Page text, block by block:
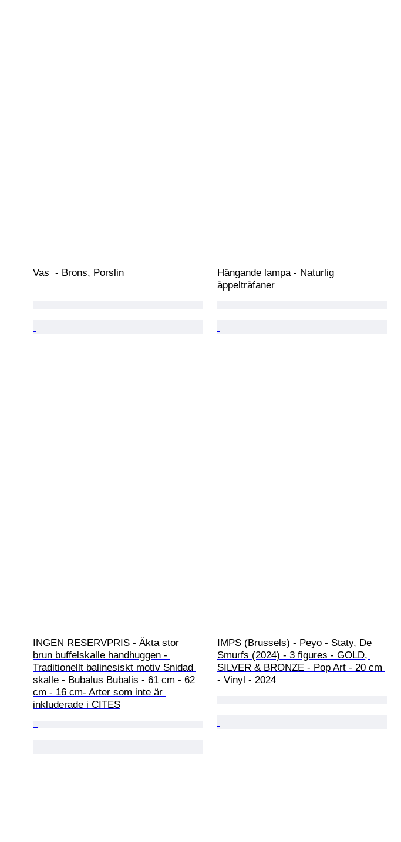
Vas  - Brons, Porslin
Hängande lampa - Naturlig
äppelträfaner
INGEN RESERVPRIS - Äkta stor
brun buffelskalle handhuggen -
Traditionellt balinesiskt motiv Snidad
skalle - Bubalus Bubalis - 61 cm - 62
cm - 16 cm- Arter som inte är
inkluderade i CITES
IMPS (Brussels) - Peyo - Staty, De
Smurfs (2024) - 3 figures - GOLD,
SILVER & BRONZE - Pop Art - 20 cm
- Vinyl - 2024